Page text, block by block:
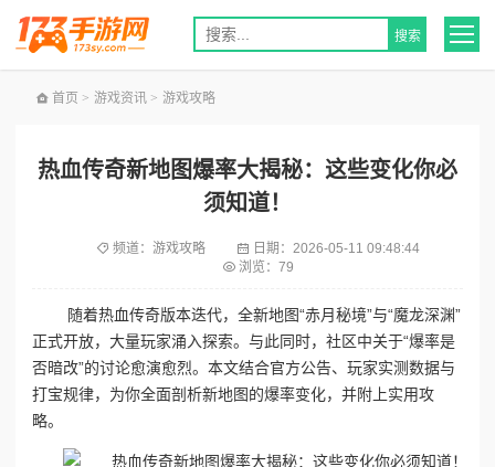
首页 > 游戏资讯 > 游戏攻略
热血传奇新地图爆率大揭秘：这些变化你必
须知道！
频道： 游戏攻略 日期： 2026-05-11 09:48:44
浏览：79
随着热血传奇版本迭代，全新地图“赤月秘境”与“魔龙深渊”
正式开放，大量玩家涌入探索。与此同时，社区中关于“爆率是
否暗改”的讨论愈演愈烈。本文结合官方公告、玩家实测数据与
打宝规律，为你全面剖析新地图的爆率变化，并附上实用攻
略。